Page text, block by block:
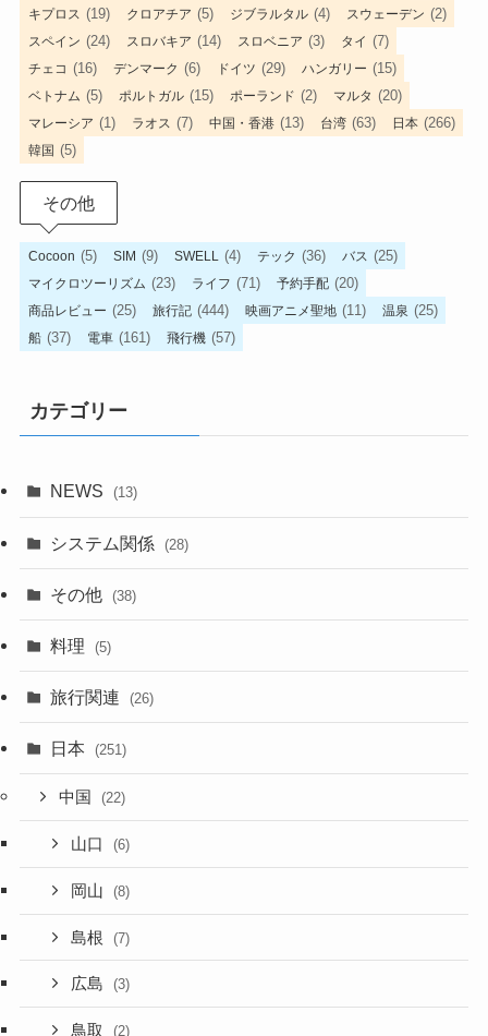
キプロス (19) クロアチア (5) ジブラルタル (4) スウェーデン (2)
スペイン (24) スロバキア (14) スロベニア (3) タイ (7)
チェコ (16) デンマーク (6) ドイツ (29) ハンガリー (15)
ベトナム (5) ポルトガル (15) ポーランド (2) マルタ (20)
マレーシア (1) ラオス (7) 中国・香港 (13) 台湾 (63) 日本 (266)
韓国 (5)
その他
Cocoon (5) SIM (9) SWELL (4) テック (36) バス (25)
マイクロツーリズム (23) ライフ (71) 予約手配 (20)
商品レビュー (25) 旅行記 (444) 映画アニメ聖地 (11) 温泉 (25)
船 (37) 電車 (161) 飛行機 (57)
カテゴリー
NEWS (13)
システム関係 (28)
その他 (38)
料理 (5)
旅行関連 (26)
日本 (251)
中国 (22)
山口 (6)
岡山 (8)
島根 (7)
広島 (3)
鳥取 (2)